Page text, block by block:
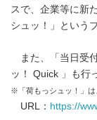
スで、企業等に新
シュッ！」という
また、「当日受
ッ！ Quick 」も行
※「荷もっシュッ！」は
URL： https://